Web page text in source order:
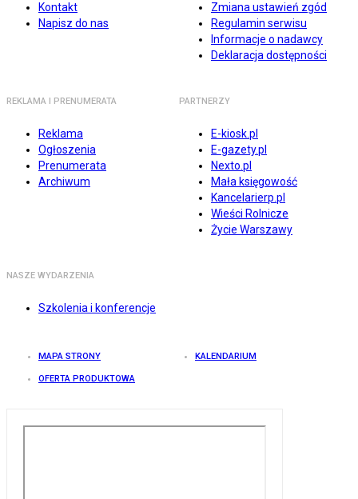
Kontakt
Napisz do nas
Zmiana ustawień zgód
Regulamin serwisu
Informacje o nadawcy
Deklaracja dostępności
REKLAMA I PRENUMERATA
Reklama
Ogłoszenia
Prenumerata
Archiwum
PARTNERZY
E-kiosk.pl
E-gazety.pl
Nexto.pl
Mała księgowość
Kancelarierp.pl
Wieści Rolnicze
Życie Warszawy
NASZE WYDARZENIA
Szkolenia i konferencje
MAPA STRONY KALENDARIUM
OFERTA PRODUKTOWA